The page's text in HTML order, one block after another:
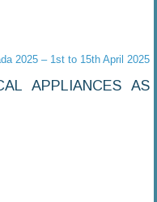
2025 – 1st to 15th April 2025
APPLIANCES AS